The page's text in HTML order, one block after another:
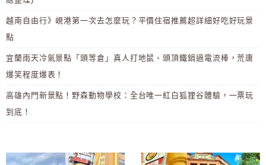
越南自由行》峴港第一次去怎麼玩？平價住宿推薦超詳細好吃好玩景
點
宜蘭雨天冷氣景點「頭等倉」真人打地鼠、頭頂鐵鍋過電流棒，荒唐
爆笑程度爆表！
高雄內門新景點！野森動物學校：全台唯一紅白狐狸谷體驗，一票玩
到底！